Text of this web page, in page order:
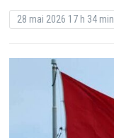
28 mai 2026 17 h 34 min